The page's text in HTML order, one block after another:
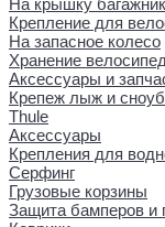
Крепление для
На запасное колесо
Хранение
Аксессуары и
Крепеж лыж и
Thule
Аксессуары
Крепления для
Серфинг
Грузовые корзины
Защита бамперов и